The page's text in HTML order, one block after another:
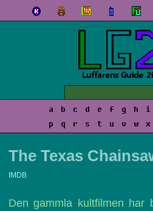
a b c d e f g h i
p
q r s t u v w x
The Texas
IMDB
Den gammla kultfilmen har